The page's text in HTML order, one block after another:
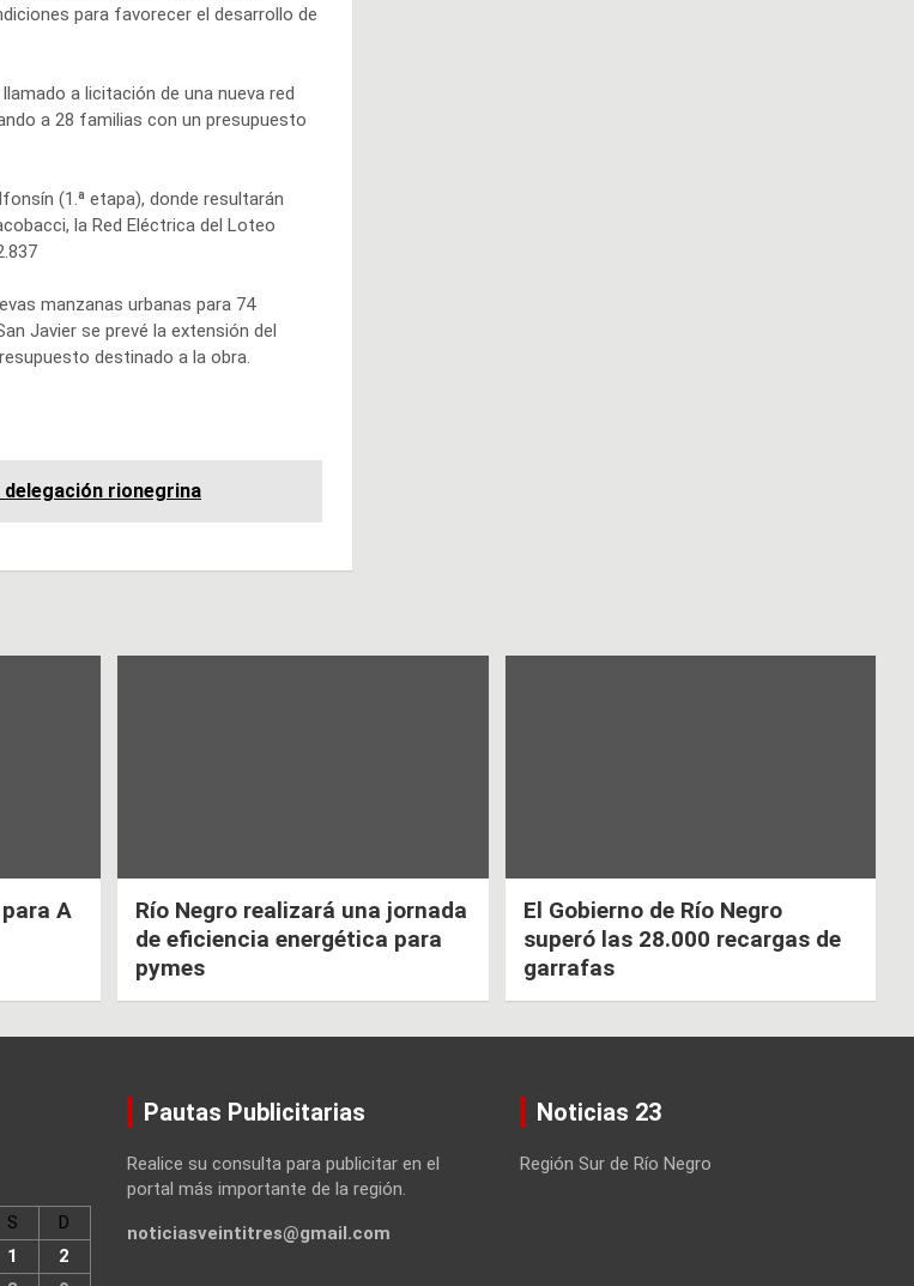
para favorecer el desarrollo de
a licitación de una nueva red
a 28 familias con un presupuesto
(1.ª etapa), donde resultarán
la Red Eléctrica del Loteo
manzanas urbanas para 74
Javier se prevé la extensión del
destinado a la obra.
rionegrina
A
Río Negro realizará una jornada
de eficiencia energética para
pymes
El Gobierno de Río Negro
superó las 28.000 recargas de
garrafas
S
D
1
2
Pautas Publicitarias
Realice su consulta para publicitar en el
portal más importante de la región.
noticiasveintitres@gmail.com
Noticias 23
Región Sur de Río Negro